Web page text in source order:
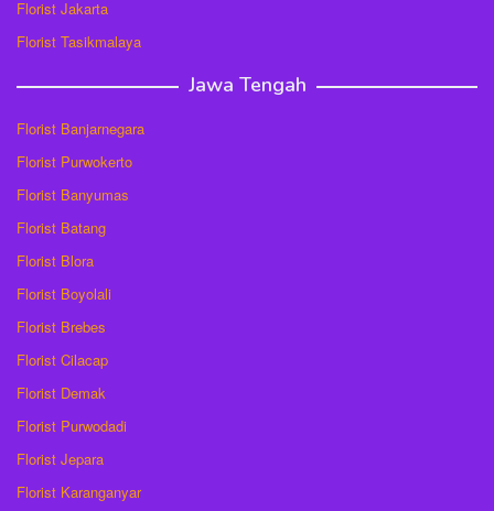
Florist Jakarta
Florist Tasikmalaya
Jawa Tengah
Florist Banjarnegara
Florist Purwokerto
Florist Banyumas
Florist Batang
Florist Blora
Florist Boyolali
Florist Brebes
Florist Cilacap
Florist Demak
Florist Purwodadi
Florist Jepara
Florist Karanganyar